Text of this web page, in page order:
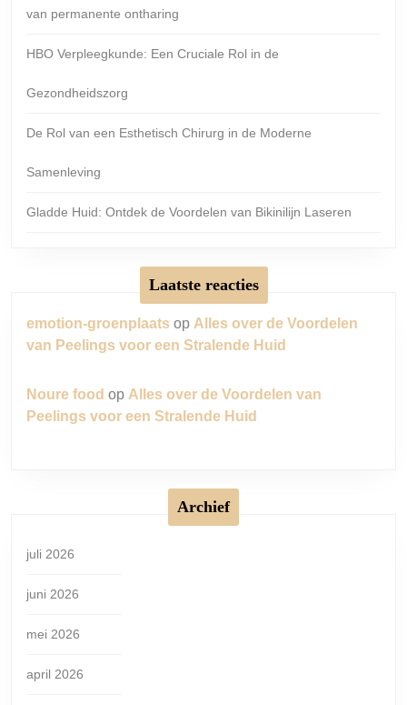
van permanente ontharing
HBO Verpleegkunde: Een Cruciale Rol in de
Gezondheidszorg
De Rol van een Esthetisch Chirurg in de Moderne
Samenleving
Gladde Huid: Ontdek de Voordelen van Bikinilijn Laseren
Laatste reacties
emotion-groenplaats op Alles over de Voordelen
van Peelings voor een Stralende Huid
Noure food op Alles over de Voordelen van
Peelings voor een Stralende Huid
Archief
juli 2026
juni 2026
mei 2026
april 2026